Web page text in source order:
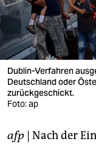
wahrheit
verlag
verlag
veranstaltungen
shop
fragen & hilfe
Dublin-Verfahren
Deutschland oder
zurückgeschickt.
Foto: ap
afp | Nach der